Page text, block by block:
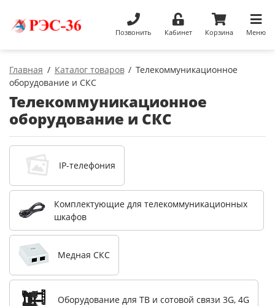
Позвонить Кабинет Корзина Меню
Главная Каталог товаров
Телекоммуникационное
оборудование и СКС
Телекоммуникационное
оборудование и СКС
IP-телефония
Комплектующие для телекоммуникационных
шкафов
Медная СКС
Оборудование для ТВ и сотовой связи 3G, 4G